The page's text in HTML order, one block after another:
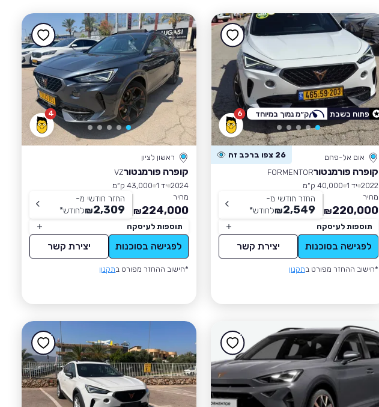
6
אום אל-פחם 26 צפו ברכב זה
קופרה פורמנטורFORMENTOR
2022 יד 1
40,000 ק״מ
מחיר
220,000
₪
החזר חודשי מ-
2,549
₪לחודש*
תוספות לעיסקה
לפגישה בסוכנות יצירת קשר
*חישוב ההחזר מפורט בתקנון
פתוח בשבת ק״מ נמוך במיוחד 4
ראשון לציון
קופרה פורמנטורVZ
2024 יד 1
43,000 ק״מ
מחיר
224,000
₪
החזר חודשי מ-
2,309
₪לחודש*
תוספות לעיסקה
לפגישה בסוכנות יצירת קשר
*חישוב ההחזר מפורט בתקנון